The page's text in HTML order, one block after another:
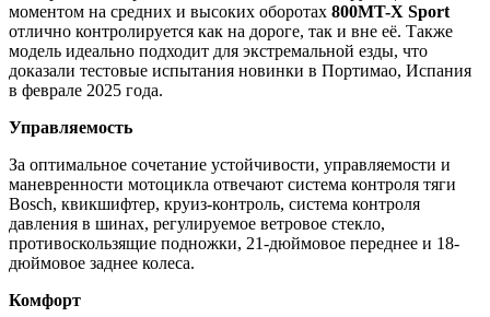
моментом на средних и высоких оборотах 800MT-X Sport
отлично контролируется как на дороге, так и вне её. Также
модель идеально подходит для экстремальной езды, что
доказали тестовые испытания новинки в Портимао, Испания
в феврале 2025 года.
Управляемость
За оптимальное сочетание устойчивости, управляемости и
маневренности мотоцикла отвечают система контроля тяги
Bosch, квикшифтер, круиз-контроль, система контроля
давления в шинах, регулируемое ветровое стекло,
противоскользящие подножки, 21-дюймовое переднее и 18-
дюймовое заднее колеса.
Комфорт